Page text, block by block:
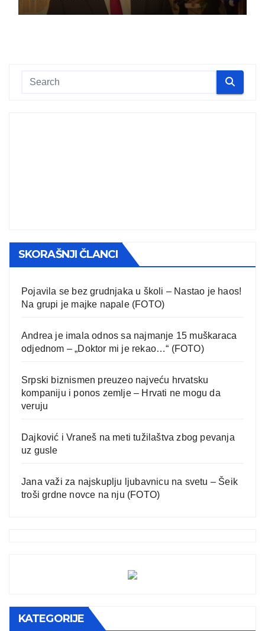
SKORAŠNJI ČLANCI
Pojavila se bez grudnjaka u školi – Nastao je haos!
Na grupi je majke napale (FOTO)
Andrea je imala odnos sa najmanje 15 muškaraca
odjednom – „Doktor mi je rekao…“ (FOTO)
Srpski biznismen preuzeo najveću hrvatsku
kompaniju i ponos zemlje – Hrvati ne mogu da
veruju
Dajković i Vraneš na meti tužilaštva zbog pevanja
uz gusle
Jana važi za najskuplju ljubavnicu na svetu – Šeik
troši grdne novce na nju (FOTO)
KATEGORIJE